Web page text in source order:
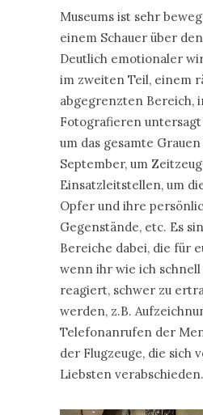
Museums ist sehr
einem Schauer über
Deutlich emotionaler
im zweiten Teil, einem
abgegrenzten Bereich,
Fotografieren
um das gesamte Grauen
September, um
Einsatzleitstellen, um
Opfer und ihre
Gegenstände, etc. Es
Bereiche dabei, die für
wenn ihr wie ich
reagiert, schwer zu
werden, z.B.
Telefonanrufen der
der Flugzeuge, die sich
Liebsten verabschieden.